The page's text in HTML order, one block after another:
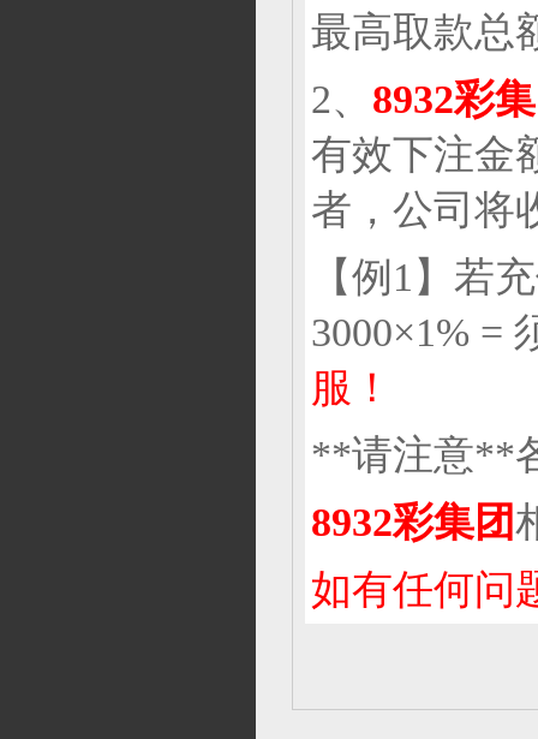
最高取款总
2、 8932彩
有效下注金
者，公司将
【例1】若
3000×1% =
服！
**请注意**
8932彩集团
如有任何问